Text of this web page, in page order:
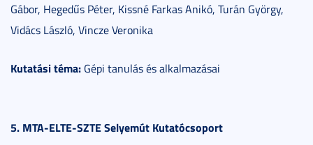
Gábor, Hegedűs Péter, Kissné Farkas Anikó, Turán György,
Vidács László, Vincze Veronika
Kutatási téma: Gépi tanulás és alkalmazásai
5. MTA-ELTE-SZTE Selyemút Kutatócsoport